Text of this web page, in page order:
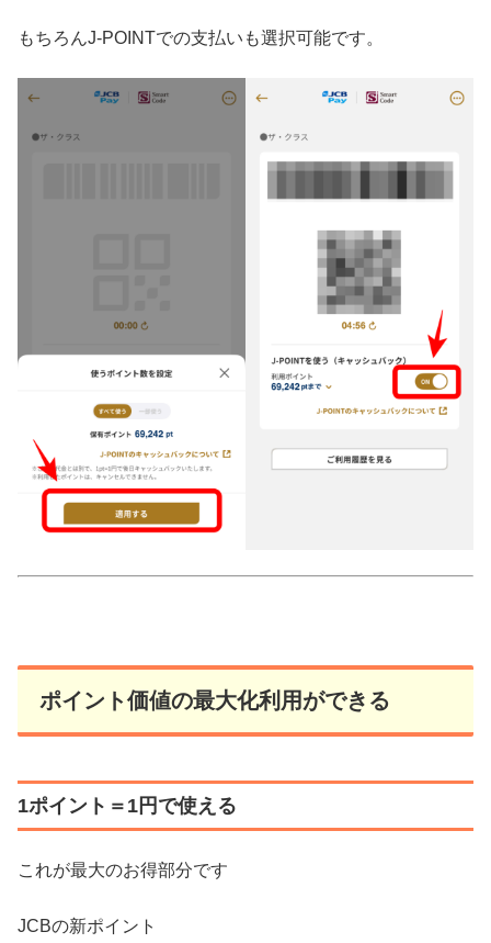
もちろんJ-POINTでの支払いも選択可能です。
ポイント価値の最大化利用ができる
1ポイント＝1円で使える
これが最大のお得部分です
JCBの新ポイント